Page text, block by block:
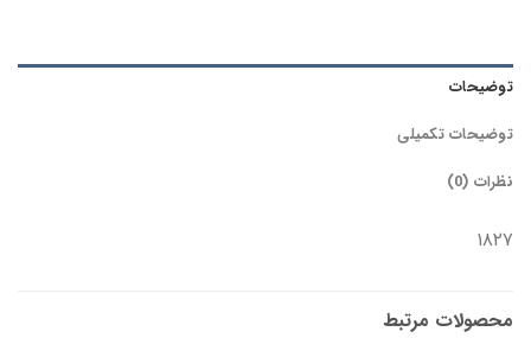
توضیحات
توضیحات تکمیلی
نظرات (0)
۱۸۲۷
محصولات مرتبط